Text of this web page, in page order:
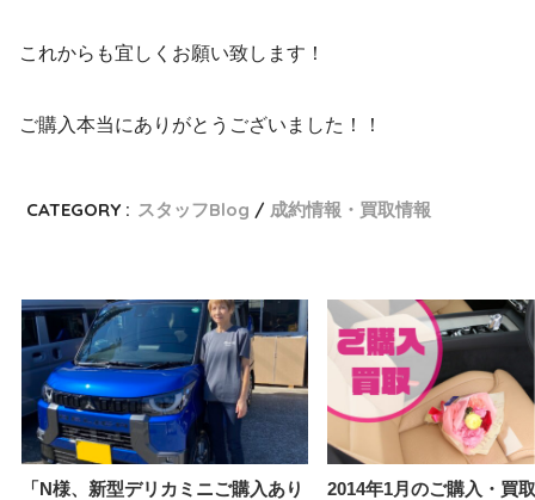
これからも宜しくお願い致します！
ご購入本当にありがとうございました！！
CATEGORY : スタッフBlog 成約情報・買取情報
「N様、新型デリカミニご購入あり
2014年1月のご購入・買